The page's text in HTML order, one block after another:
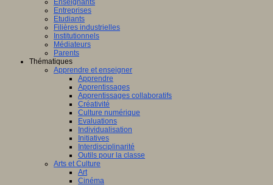
Enseignants
Entreprises
Etudiants
Filières industrielles
Institutionnels
Médiateurs
Parents
Thématiques
Apprendre et enseigner
Apprendre
Apprentissages
Apprentissages collaboratifs
Créativité
Culture numérique
Evaluations
Individualisation
Initiatives
Interdisciplinarité
Outils pour la classe
Arts et Culture
Art
Cinéma